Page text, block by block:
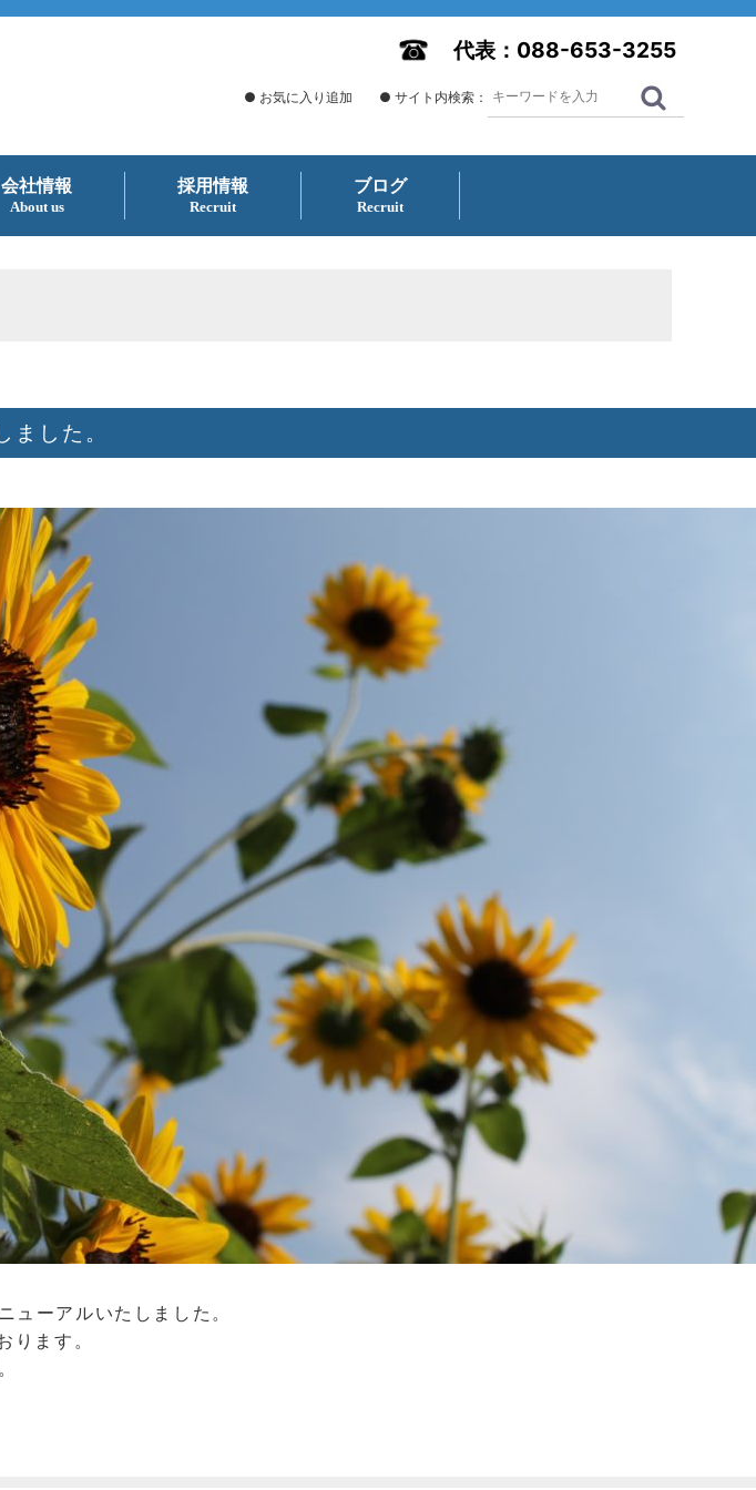
代表：088-653-3255
● お気に入り追加 ● サイト内検索：
会社情報
About us
採用情報
Recruit
ブログ
Recruit
した。
ューアルいたしました。
ります。